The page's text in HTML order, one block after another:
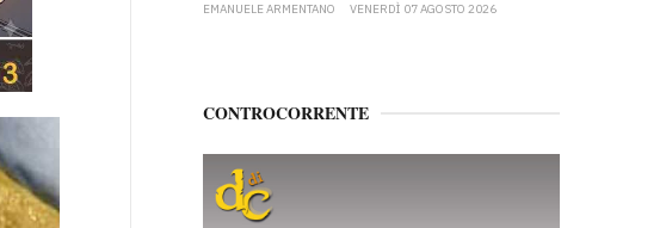
EMANUELE ARMENTANO VENERDÌ 07 AGOSTO 2026
CONTROCORRENTE